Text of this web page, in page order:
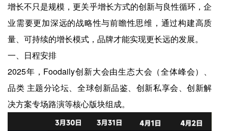
增长不只是规模，更关乎增长方式的创新与良性循环，企
业需要更加深远的战略性与前瞻性思维，通过构建高质
量、可持续的增长模式，品牌才能实现更长远的发展。
一、日程安排
2025年，Foodaily创新大会由生态大会（全体峰会）、
品类 主题分论坛、全球创新品鉴、创新私享会、创新解
决方案专场路演等核心版块组成。